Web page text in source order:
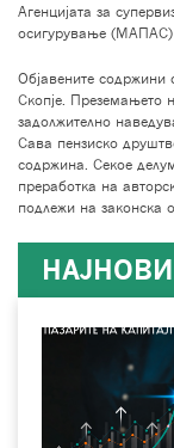
Агенцијата за
осигурување
Објавените содржини
Скопје. Преземањето
задолжително
Сава пензиско
содржина. Секое
преработка на
подлежи на законска